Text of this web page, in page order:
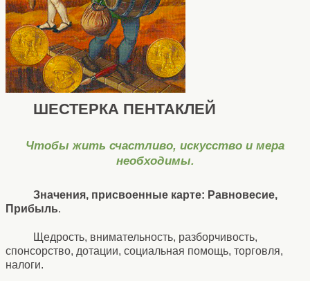
ШЕСТЕРКА ПЕНТАКЛЕЙ
Чтобы жить счастливо, искусство и мера
необходимы.
Значения, присвоенные карте: Равновесие,
Прибыль.
Щедрость, внимательность, разборчивость,
спонсорство, дотации, социальная помощь, торговля,
налоги.